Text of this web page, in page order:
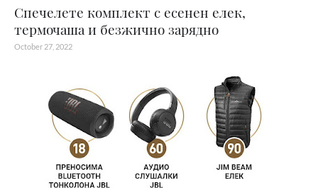
Спечелете комплект с есенен елек,
термочаша и безжично зарядно
October 27, 2022